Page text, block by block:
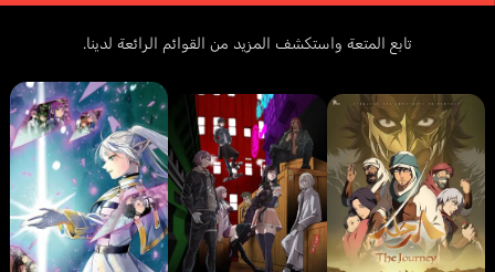
تابع المتعة واستكشف المزيد من القوائم الرائعة لدينا.